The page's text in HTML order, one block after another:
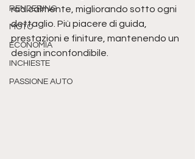
RENDERING
MOTO
ECONOMIA
INCHIESTE
PASSIONE AUTO
radicalmente, migliorando sotto ogni
dettaglio. Più piacere di guida,
prestazioni e finiture, mantenendo un
design inconfondibile.